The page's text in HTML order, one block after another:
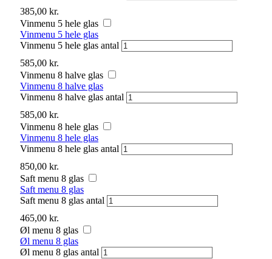
385,00 kr.
Vinmenu 5 hele glas
Vinmenu 5 hele glas
Vinmenu 5 hele glas antal
585,00 kr.
Vinmenu 8 halve glas
Vinmenu 8 halve glas
Vinmenu 8 halve glas antal
585,00 kr.
Vinmenu 8 hele glas
Vinmenu 8 hele glas
Vinmenu 8 hele glas antal
850,00 kr.
Saft menu 8 glas
Saft menu 8 glas
Saft menu 8 glas antal
465,00 kr.
Øl menu 8 glas
Øl menu 8 glas
Øl menu 8 glas antal